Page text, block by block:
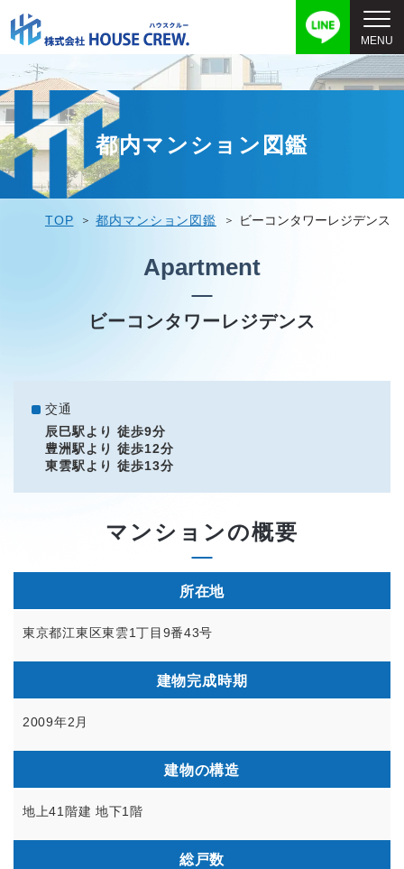
都内マンション図鑑
TOP 都内マンション図鑑 ビーコンタワーレジデンス
Apartment
ビーコンタワーレジデンス
交通
辰巳駅より 徒歩9分
豊洲駅より 徒歩12分
東雲駅より 徒歩13分
マンションの概要
所在地
東京都江東区東雲1丁目9番43号
建物完成時期
2009年2月
建物の構造
地上41階建 地下1階
総戸数